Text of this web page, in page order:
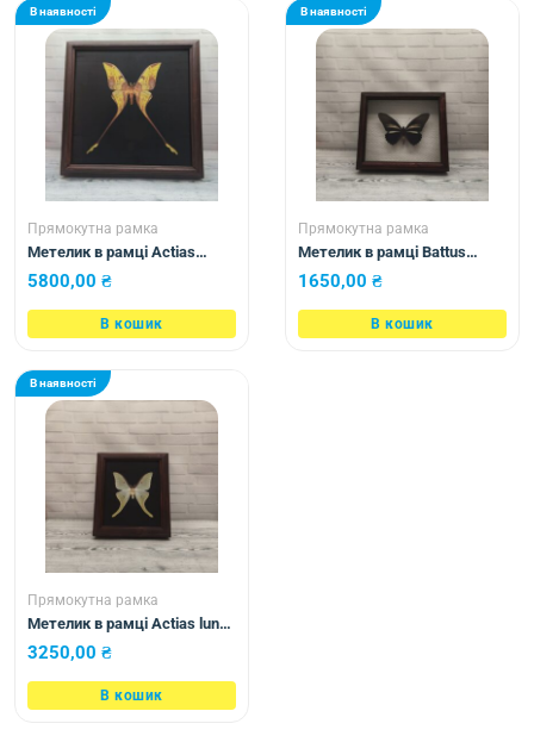
В наявності
Прямокутна рамка
Метелик в рамці Actias
maenas m
5800,00 ₴
В кошик
В наявності
Прямокутна рамка
Метелик в рамці Battus
crasus
1650,00 ₴
В кошик
В наявності
Прямокутна рамка
Метелик в рамці Actias luna
male
3250,00 ₴
В кошик